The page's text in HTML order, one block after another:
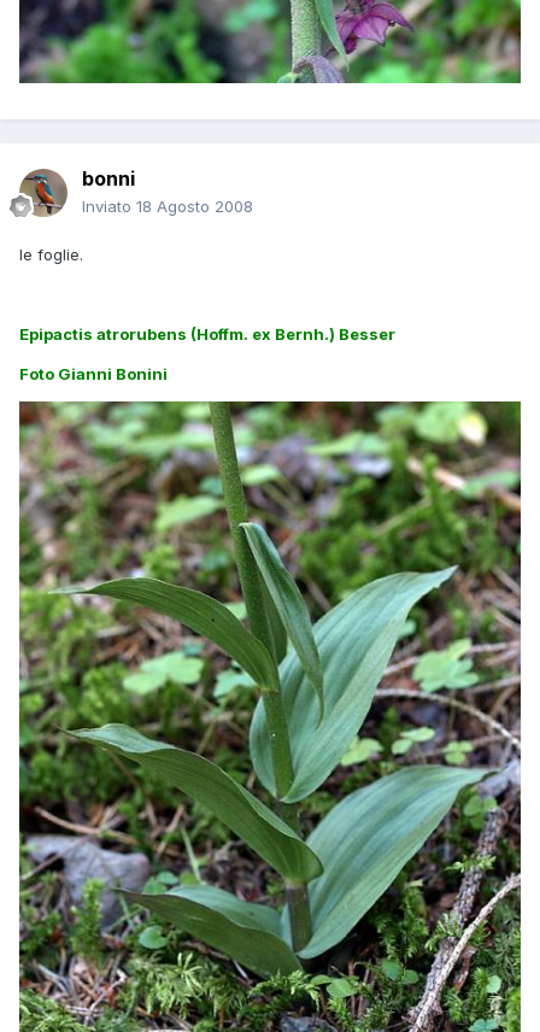
bonni
Inviato 18 Agosto 2008
le foglie.
Epipactis atrorubens (Hoffm. ex Bernh.) Besser
Foto Gianni Bonini